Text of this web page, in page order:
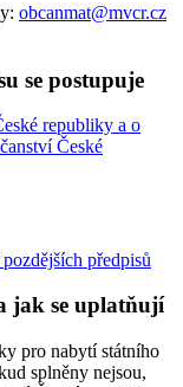
obcanmat@mvcr.cz
se postupuje
republiky a o
České
předpisů
jak se uplatňují
pro nabytí státního
splněny nejsou,